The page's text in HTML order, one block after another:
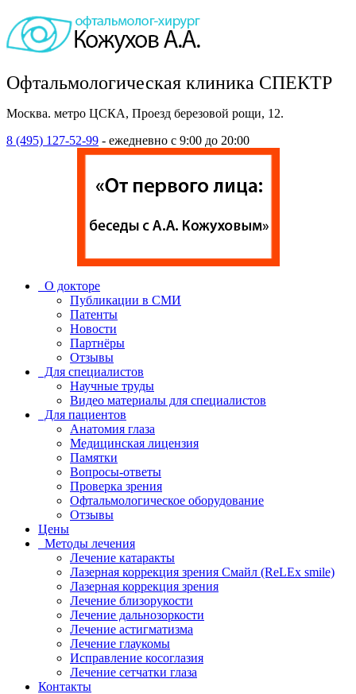
Офтальмологическая клиника СПЕКТР
Москва. метро ЦСКА, Проезд березовой рощи, 12.
8 (495) 127-52-99 - ежедневно с 9:00 до 20:00
О докторе
Публикации в СМИ
Патенты
Новости
Партнёры
Отзывы
Для специалистов
Научные труды
Видео материалы для специалистов
Для пациентов
Анатомия глаза
Медицинская лицензия
Памятки
Вопросы-ответы
Проверка зрения
Офтальмологическое оборудование
Отзывы
Цены
Методы лечения
Лечение катаракты
Лазерная коррекция зрения Смайл (ReLEx smile)
Лазерная коррекция зрения
Лечение близорукости
Лечение дальнозоркости
Лечение астигматизма
Лечение глаукомы
Исправление косоглазия
Лечение сетчатки глаза
Контакты